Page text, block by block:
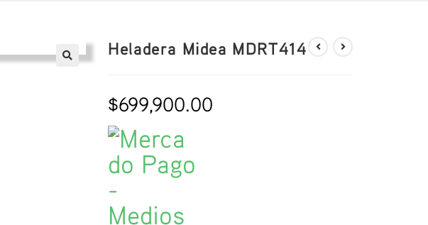
Heladera Midea MDRT414
$699,900.00